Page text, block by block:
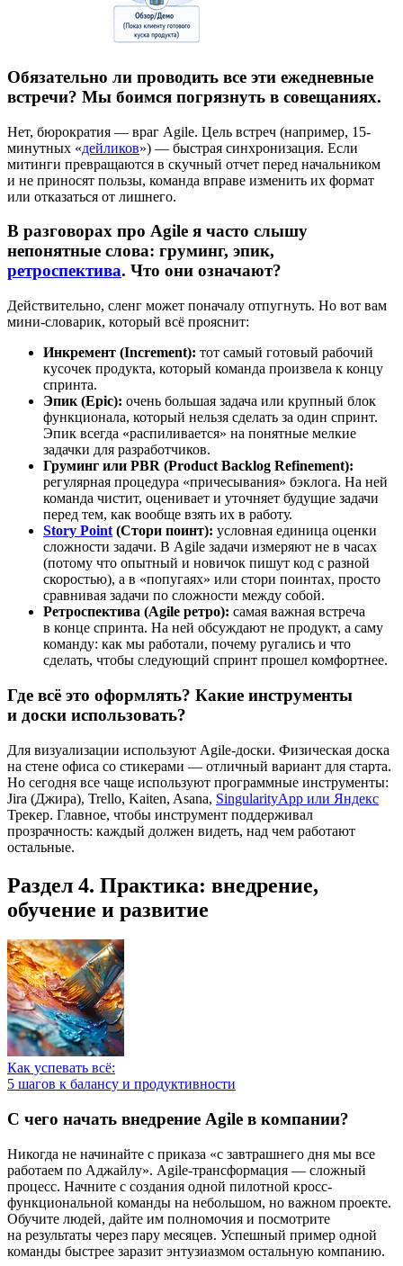
Обязательно ли проводить все эти ежедневные
встречи? Мы боимся погрязнуть в совещаниях.
Нет, бюрократия — враг Agile. Цель встреч (например, 15-
минутных «дейликов») — быстрая синхронизация. Если
митинги превращаются в скучный отчет перед начальником
и не приносят пользы, команда вправе изменить их формат
или отказаться от лишнего.
В разговорах про Agile я часто слышу
непонятные слова: груминг, эпик,
ретроспектива. Что они означают?
Действительно, сленг может поначалу отпугнуть. Но вот вам
мини-словарик, который всё прояснит:
Инкремент (Increment): тот самый готовый рабочий
кусочек продукта, который команда произвела к концу
спринта.
Эпик (Epic): очень большая задача или крупный блок
функционала, который нельзя сделать за один спринт.
Эпик всегда «распиливается» на понятные мелкие
задачки для разработчиков.
Груминг или PBR (Product Backlog Refinement):
регулярная процедура «причесывания» бэклога. На ней
команда чистит, оценивает и уточняет будущие задачи
перед тем, как вообще взять их в работу.
Story Point (Стори поинт): условная единица оценки
сложности задачи. В Agile задачи измеряют не в часах
(потому что опытный и новичок пишут код с разной
скоростью), а в «попугаях» или стори поинтах, просто
сравнивая задачи по сложности между собой.
Ретроспектива (Agile ретро): самая важная встреча
в конце спринта. На ней обсуждают не продукт, а саму
команду: как мы работали, почему ругались и что
сделать, чтобы следующий спринт прошел комфортнее.
Где всё это оформлять? Какие инструменты
и доски использовать?
Для визуализации используют Agile-доски. Физическая доска
на стене офиса со стикерами — отличный вариант для старта.
Но сегодня все чаще используют программные инструменты:
Jira (Джира), Trello, Kaiten, Asana, SingularityApp или Яндекс
Трекер. Главное, чтобы инструмент поддерживал
прозрачность: каждый должен видеть, над чем работают
остальные.
Раздел 4. Практика: внедрение,
обучение и развитие
Как успевать всё:
5 шагов к балансу и продуктивности
С чего начать внедрение Agile в компании?
Никогда не начинайте с приказа «с завтрашнего дня мы все
работаем по Аджайлу». Agile-трансформация — сложный
процесс. Начните с создания одной пилотной кросс-
функциональной команды на небольшом, но важном проекте.
Обучите людей, дайте им полномочия и посмотрите
на результаты через пару месяцев. Успешный пример одной
команды быстрее заразит энтузиазмом остальную компанию.